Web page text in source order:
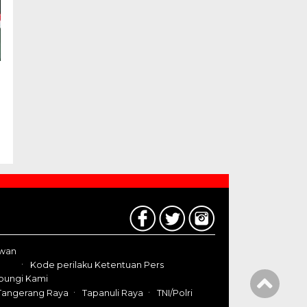
Kode perilaku Ketentuan Pers
Kami
Raya
Tapanuli Raya TNI/Polri